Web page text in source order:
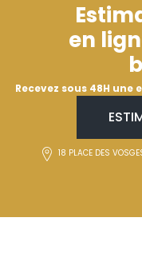
en
Recevez sous 48H
18 PLACE DES